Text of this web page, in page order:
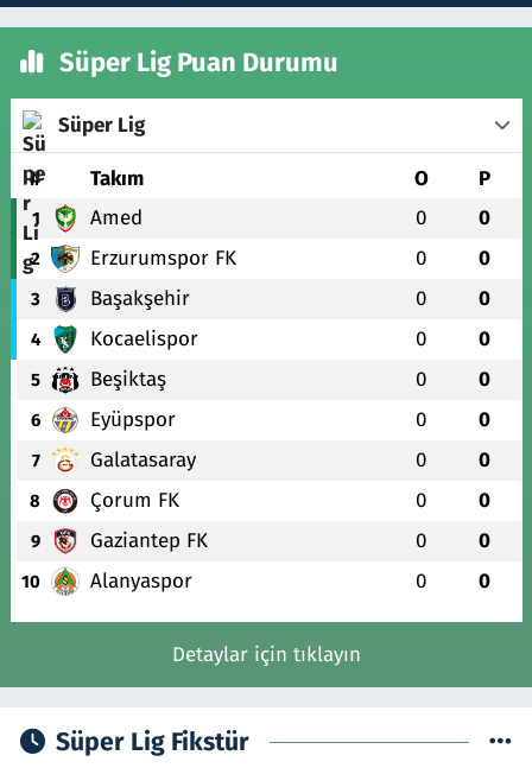
Süper Lig Puan Durumu
Süper Lig
# Takım O P
1 Amed 0 0
2 Erzurumspor FK 0 0
3 Başakşehir 0 0
4 Kocaelispor 0 0
5 Beşiktaş 0 0
6 Eyüpspor 0 0
7 Galatasaray 0 0
8 Çorum FK 0 0
9 Gaziantep FK 0 0
10 Alanyaspor 0 0
Detaylar için tıklayın
Süper Lig Fikstür